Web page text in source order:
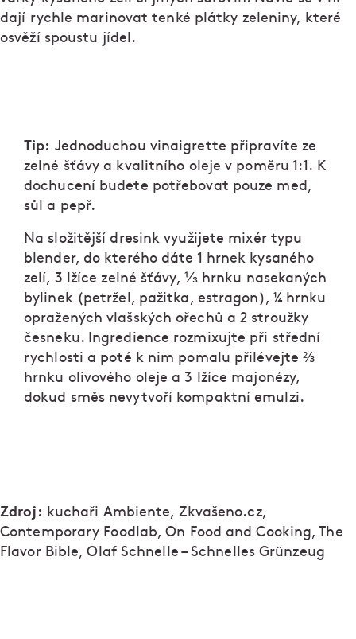
dají rychle marinovat tenké plátky zeleniny, které
osvěží spoustu jídel.
Tip: Jednoduchou vinaigrette připravíte ze
zelné šťávy a kvalitního oleje v poměru 1:1. K
dochucení budete potřebovat pouze med,
sůl a pepř.
Na složitější dresink využijete mixér typu
blender, do kterého dáte 1 hrnek kysaného
zelí, 3 lžíce zelné šťávy, ⅓ hrnku nasekaných
bylinek (petržel, pažitka, estragon), ¼ hrnku
opražených vlašských ořechů a 2 stroužky
česneku. Ingredience rozmixujte při střední
rychlosti a poté k nim pomalu přilévejte ⅔
hrnku olivového oleje a 3 lžíce majonézy,
dokud směs nevytvoří kompaktní emulzi.
Zdroj: kuchaři Ambiente, Zkvašeno.cz,
Contemporary Foodlab, On Food and Cooking, The
Flavor Bible, Olaf Schnelle – Schnelles Grünzeug